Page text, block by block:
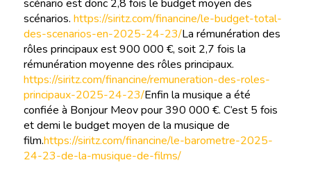
scénario est donc 2,8 fois le budget moyen des
scénarios. https://siritz.com/financine/le-budget-total-
des-scenarios-en-2025-24-23/La rémunération des
rôles principaux est 900 000 €, soit 2,7 fois la
rémunération moyenne des rôles principaux.
https://siritz.com/financine/remuneration-des-roles-
principaux-2025-24-23/Enfin la musique a été
confiée à Bonjour Meov pour 390 000 €. C’est 5 fois
et demi le budget moyen de la musique de
film.https://siritz.com/financine/le-barometre-2025-
24-23-de-la-musique-de-films/